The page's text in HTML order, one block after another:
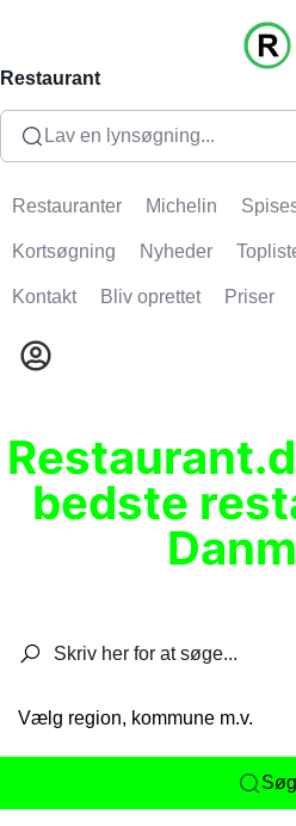
Restaurant
Lav en lynsøgning...
Restauranter Michelin
Kortsøgning Nyheder
Kontakt Bliv oprettet Priser
bedste
Vælg region, kommune m.v.
Søg